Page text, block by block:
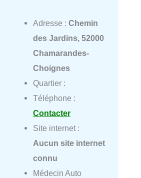
Adresse : Chemin
des Jardins, 52000
Chamarandes-
Choignes
Quartier :
Téléphone :
Contacter
Site internet :
Aucun site internet
connu
Médecin Auto